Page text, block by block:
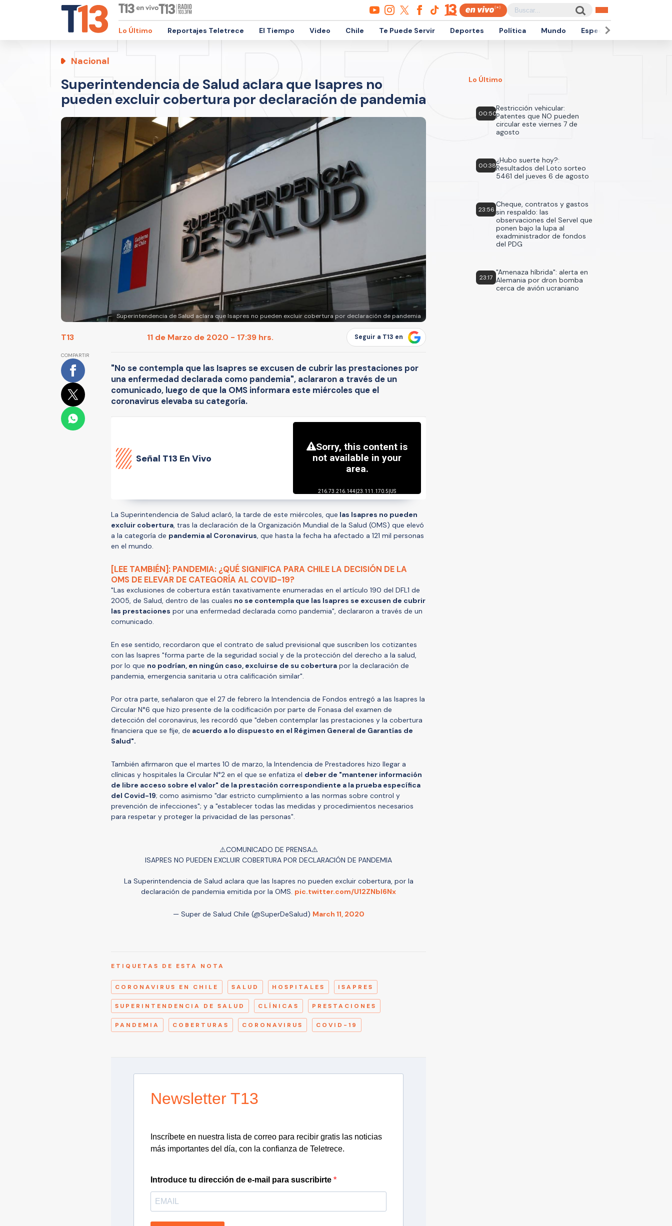
Lo Último Reportajes Teletrece El Tiempo Video Chile Te Puede Servir Deportes Política Mundo Espectáculos
Nacional
Superintendencia de Salud aclara que Isapres no
pueden excluir cobertura por declaración de pandemia
Superintendencia de Salud aclara que Isapres no pueden excluir cobertura por declaración de pandemia
T13 11 de Marzo de 2020 - 17:39 hrs. Seguir a T13 en
COMPARTIR
"No se contempla que las Isapres se excusen de cubrir las prestaciones por
una enfermedad declarada como pandemia", aclararon a través de un
comunicado, luego de que la OMS informara este miércoles que el
coronavirus elevaba su categoría.
Señal T13 En Vivo
La Superintendencia de Salud aclaró, la tarde de este miércoles, que las Isapres no pueden
excluir cobertura, tras la declaración de la Organización Mundial de la Salud (OMS) que elevó
a la categoría de pandemia al Coronavirus, que hasta la fecha ha afectado a 121 mil personas
en el mundo.
[LEE TAMBIÉN]: PANDEMIA: ¿QUÉ SIGNIFICA PARA CHILE LA DECISIÓN DE LA
OMS DE ELEVAR DE CATEGORÍA AL COVID-19?
"Las exclusiones de cobertura están taxativamente enumeradas en el artículo 190 del DFL1 de
2005, de Salud, dentro de las cuales no se contempla que las Isapres se excusen de cubrir
las prestaciones por una enfermedad declarada como pandemia", declararon a través de un
comunicado.
En ese sentido, recordaron que el contrato de salud previsional que suscriben los cotizantes
con las Isapres "forma parte de la seguridad social y de la protección del derecho a la salud,
por lo que no podrían, en ningún caso, excluirse de su cobertura por la declaración de
pandemia, emergencia sanitaria u otra calificación similar".
Por otra parte, señalaron que el 27 de febrero la Intendencia de Fondos entregó a las Isapres la
Circular N°6 que hizo presente de la codificación por parte de Fonasa del examen de
detección del coronavirus, les recordó que "deben contemplar las prestaciones y la cobertura
financiera que se fije, de acuerdo a lo dispuesto en el Régimen General de Garantías de
Salud".
También afirmaron que el martes 10 de marzo, la Intendencia de Prestadores hizo llegar a
clínicas y hospitales la Circular N°2 en el que se enfatiza el deber de "mantener información
de libre acceso sobre el valor" de la prestación correspondiente a la prueba específica
del Covid-19; como asimismo "dar estricto cumplimiento a las normas sobre control y
prevención de infecciones"; y a "establecer todas las medidas y procedimientos necesarios
para respetar y proteger la privacidad de las personas".
⚠️COMUNICADO DE PRENSA⚠️
ISAPRES NO PUEDEN EXCLUIR COBERTURA POR DECLARACIÓN DE PANDEMIA
La Superintendencia de Salud aclara que las Isapres no pueden excluir cobertura, por la
declaración de pandemia emitida por la OMS. pic.twitter.com/U12ZNbI6Nx
— Super de Salud Chile (@SuperDeSalud) March 11, 2020
ETIQUETAS DE ESTA NOTA
CORONAVIRUS EN CHILE SALUD HOSPITALES ISAPRES
SUPERINTENDENCIA DE SALUD CLÍNICAS PRESTACIONES
PANDEMIA COBERTURAS CORONAVIRUS COVID-19
Newsletter T13
Inscríbete en nuestra lista de correo para recibir gratis las noticias
más importantes del día, con la confianza de Teletrece.
Introduce tu dirección de e-mail para suscribirte
Lo Último
00:50
Restricción vehicular:
Patentes que NO pueden
circular este viernes 7 de
agosto
00:38
¿Hubo suerte hoy?:
Resultados del Loto sorteo
5461 del jueves 6 de agosto
23:56
Cheque, contratos y gastos
sin respaldo: las
observaciones del Servel que
ponen bajo la lupa al
exadministrador de fondos
del PDG
23:17
"Amenaza híbrida": alerta en
Alemania por dron bomba
cerca de avión ucraniano